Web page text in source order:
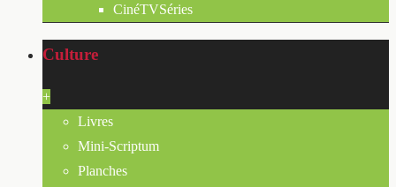
CinéTVSéries
Culture
+
Livres
Mini-Scriptum
Planches